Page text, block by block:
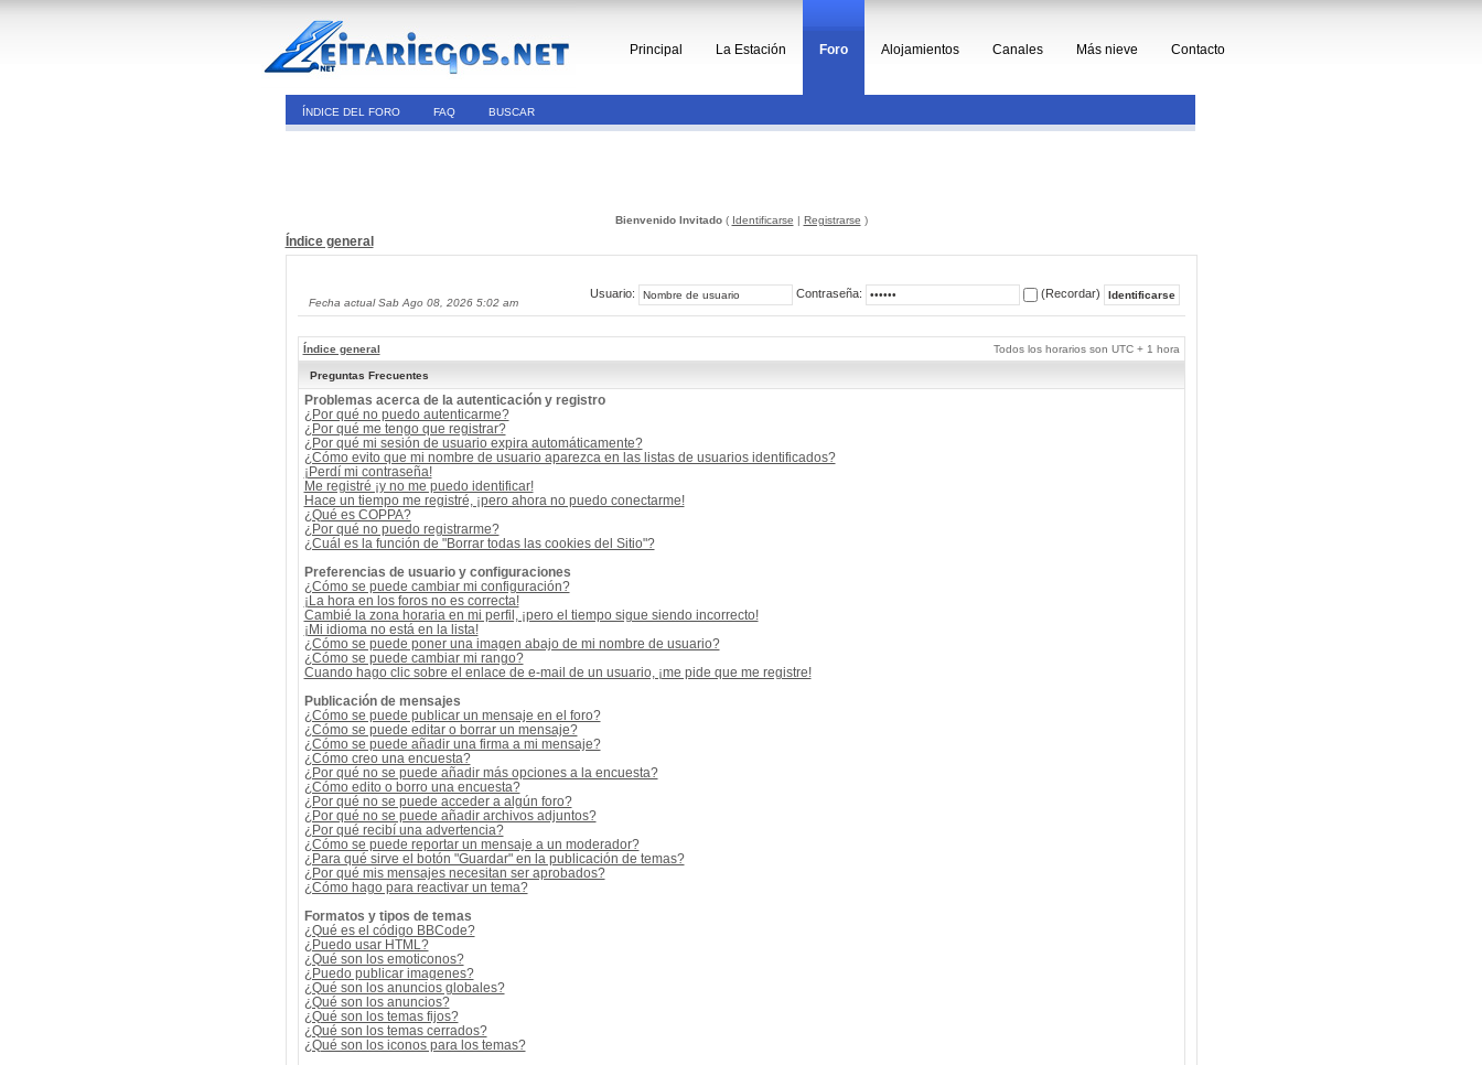
Principal La Estación Foro Alojamientos Canales Más nieve Contacto
ÍNDICE DEL FORO FAQ BUSCAR
Bienvenido Invitado( Identificarse | Registrarse )
Índice general
Fecha actual Sab Ago 08, 2026 5:02 am
Usuario: Contraseña: (Recordar)
Índice general Todos los horarios son UTC + 1 hora
Preguntas Frecuentes
Problemas acerca de la autenticación y registro
¿Por qué no puedo autenticarme?
¿Por qué me tengo que registrar?
¿Por qué mi sesión de usuario expira automáticamente?
¿Cómo evito que mi nombre de usuario aparezca en las listas de usuarios identificados?
¡Perdí mi contraseña!
Me registré ¡y no me puedo identificar!
Hace un tiempo me registré, ¡pero ahora no puedo conectarme!
¿Qué es COPPA?
¿Por qué no puedo registrarme?
¿Cuál es la función de "Borrar todas las cookies del Sitio"?
Preferencias de usuario y configuraciones
¿Cómo se puede cambiar mi configuración?
¡La hora en los foros no es correcta!
Cambié la zona horaria en mi perfil, ¡pero el tiempo sigue siendo incorrecto!
¡Mi idioma no está en la lista!
¿Cómo se puede poner una imagen abajo de mi nombre de usuario?
¿Cómo se puede cambiar mi rango?
Cuando hago clic sobre el enlace de e-mail de un usuario, ¡me pide que me registre!
Publicación de mensajes
¿Cómo se puede publicar un mensaje en el foro?
¿Cómo se puede editar o borrar un mensaje?
¿Cómo se puede añadir una firma a mi mensaje?
¿Cómo creo una encuesta?
¿Por qué no se puede añadir más opciones a la encuesta?
¿Cómo edito o borro una encuesta?
¿Por qué no se puede acceder a algún foro?
¿Por qué no se puede añadir archivos adjuntos?
¿Por qué recibí una advertencia?
¿Cómo se puede reportar un mensaje a un moderador?
¿Para qué sirve el botón "Guardar" en la publicación de temas?
¿Por qué mis mensajes necesitan ser aprobados?
¿Cómo hago para reactivar un tema?
Formatos y tipos de temas
¿Qué es el código BBCode?
¿Puedo usar HTML?
¿Qué son los emoticonos?
¿Puedo publicar imagenes?
¿Qué son los anuncios globales?
¿Qué son los anuncios?
¿Qué son los temas fijos?
¿Qué son los temas cerrados?
¿Qué son los iconos para los temas?